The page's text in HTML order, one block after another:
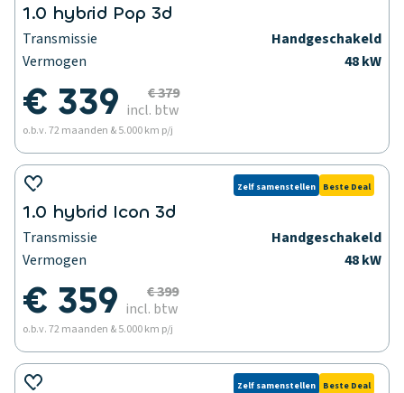
1.0 hybrid Pop 3d
Transmissie
Handgeschakeld
Vermogen
48 kW
€ 339
€ 379
incl. btw
o.b.v. 72 maanden & 5.000 km p/j
Zelf samenstellen Beste Deal
1.0 hybrid Icon 3d
Transmissie
Handgeschakeld
Vermogen
48 kW
€ 359
€ 399
incl. btw
o.b.v. 72 maanden & 5.000 km p/j
Zelf samenstellen Beste Deal